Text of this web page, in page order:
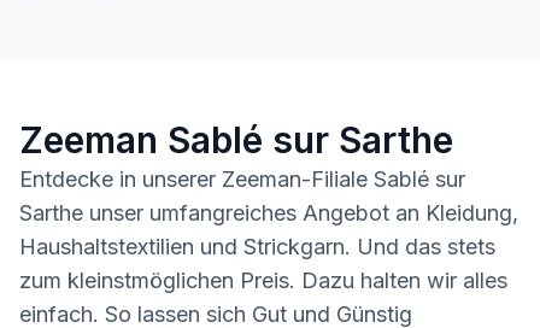
Zeeman Sablé sur Sarthe
Entdecke in unserer Zeeman-Filiale Sablé sur
Sarthe unser umfangreiches Angebot an Kleidung,
Haushaltstextilien und Strickgarn. Und das stets
zum kleinstmöglichen Preis. Dazu halten wir alles
einfach. So lassen sich Gut und Günstig